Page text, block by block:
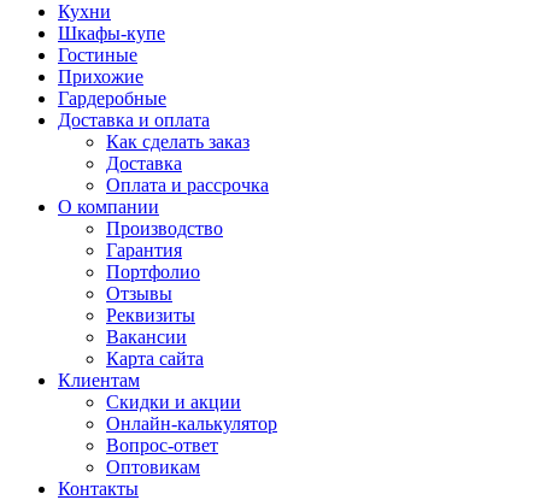
Кухни
Шкафы-купе
Гостиные
Прихожие
Гардеробные
Доставка и оплата
Как сделать заказ
Доставка
Оплата и рассрочка
О компании
Производство
Гарантия
Портфолио
Отзывы
Реквизиты
Вакансии
Карта сайта
Клиентам
Скидки и акции
Онлайн-калькулятор
Вопрос-ответ
Оптовикам
Контакты